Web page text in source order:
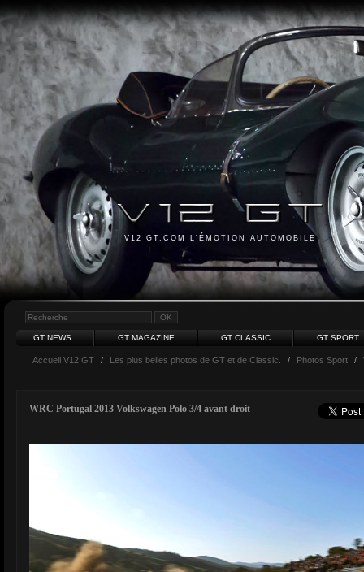
V12 GT.COM L'ÉMOTION AUTOMOBILE
GT NEWS GT MAGAZINE GT CLASSIC GT SPORT
Accueil V12 GT / Les plus belles photos de GT et de Classic. / Photos Sport /
WRC Portugal 2013 Volkswagen Polo 3/4 avant droit